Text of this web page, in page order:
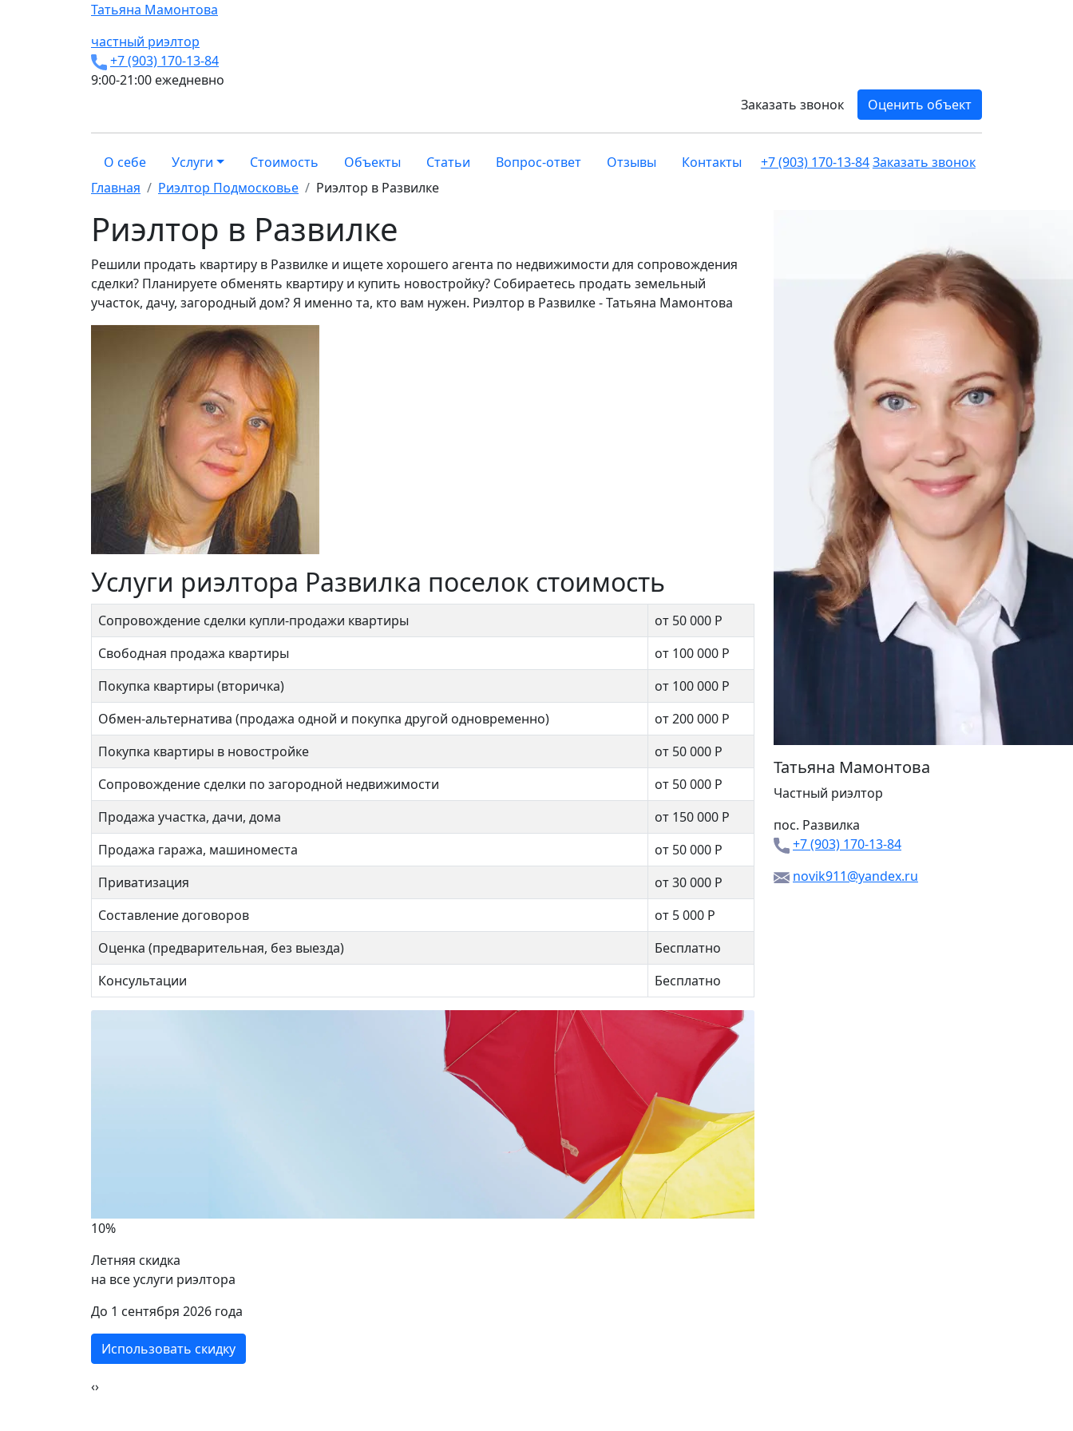
Татьяна Мамонтова
частный риэлтор
+7 (903) 170-13-84
9:00-21:00 ежедневно
Заказать звонок
Оценить объект
О себе Услуги Стоимость Объекты Статьи Вопрос-ответ Отзывы Контакты +7 (903) 170-13-84Заказать звонок
Главная
Риэлтор Подмосковье Риэлтор в Развилке
Риэлтор в Развилке
Решили продать квартиру в Развилке и ищете хорошего агента по недвижимости для сопровождения
сделки? Планируете обменять квартиру и купить новостройку? Собираетесь продать земельный
участок, дачу, загородный дом? Я именно та, кто вам нужен. Риэлтор в Развилке - Татьяна Мамонтова
Услуги риэлтора Развилка поселок стоимость
Сопровождение сделки купли-продажи квартиры
от 50 000 Р
Свободная продажа квартиры
от 100 000 Р
Покупка квартиры (вторичка)
от 100 000 Р
Обмен-альтернатива (продажа одной и покупка другой одновременно)
от 200 000 Р
Покупка квартиры в новостройке
от 50 000 Р
Сопровождение сделки по загородной недвижимости
от 50 000 Р
Продажа участка, дачи, дома
от 150 000 Р
Продажа гаража, машиноместа
от 50 000 Р
Приватизация
от 30 000 Р
Составление договоров
от 5 000 Р
Оценка (предварительная, без выезда)
Бесплатно
Консультации
Бесплатно
10%
Летняя скидка
на все услуги риэлтора
До 1 сентября 2026 года
Использовать скидку
‹›
Татьяна Мамонтова
Частный риэлтор
пос. Развилка
+7 (903) 170-13-84
novik911@yandex.ru